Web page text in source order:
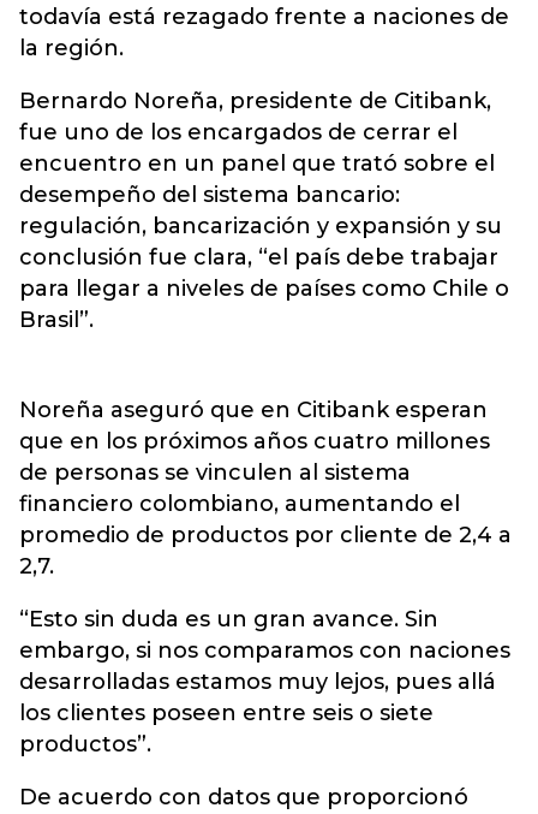
todavía está rezagado frente a naciones de
la región.
Bernardo Noreña, presidente de Citibank,
fue uno de los encargados de cerrar el
encuentro en un panel que trató sobre el
desempeño del sistema bancario:
regulación, bancarización y expansión y su
conclusión fue clara, “el país debe trabajar
para llegar a niveles de países como Chile o
Brasil”.
Noreña aseguró que en Citibank esperan
que en los próximos años cuatro millones
de personas se vinculen al sistema
financiero colombiano, aumentando el
promedio de productos por cliente de 2,4 a
2,7.
“Esto sin duda es un gran avance. Sin
embargo, si nos comparamos con naciones
desarrolladas estamos muy lejos, pues allá
los clientes poseen entre seis o siete
productos”.
De acuerdo con datos que proporcionó